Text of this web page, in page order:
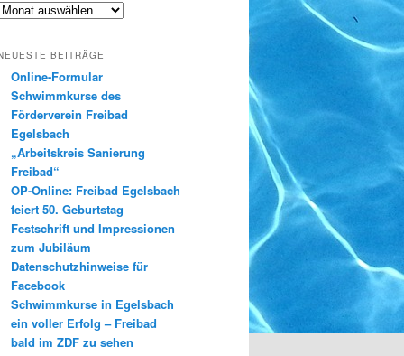
Archiv
BEITRÄGE
Online-Formular
Schwimmkurse des
Förderverein Freibad
Egelsbach
„Arbeitskreis Sanierung
Freibad“
OP-Online: Freibad Egelsbach
feiert 50. Geburtstag
Festschrift und Impressionen
zum Jubiläum
Datenschutzhinweise für
Facebook
Schwimmkurse in Egelsbach
ein voller Erfolg – Freibad
bald im ZDF zu sehen